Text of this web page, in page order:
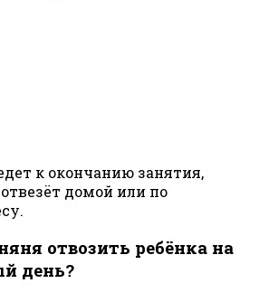
к окончанию занятия,
домой или по
отвозить ребёнка на
день?